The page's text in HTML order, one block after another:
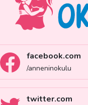
facebook.com
/anneninokulu
twitter.com